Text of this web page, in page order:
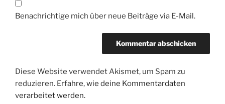
Benachrichtige mich über neue Beiträge via E-Mail.
Diese Website verwendet Akismet, um Spam zu
reduzieren. Erfahre, wie deine Kommentardaten
verarbeitet werden.